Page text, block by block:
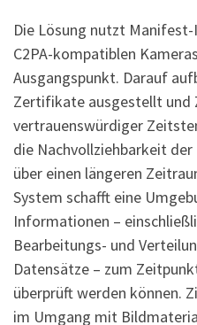
Die Lösung nutzt
C2PA-kompatiblen
Ausgangspunkt. Darauf
Zertifikate ausgestellt und
vertrauenswürdiger
die Nachvollziehbarkeit
über einen längeren
System schafft eine
Informationen –
Bearbeitungs- und
Datensätze – zum
überprüft werden können.
im Umgang mit